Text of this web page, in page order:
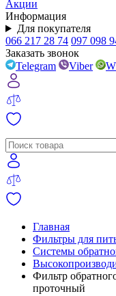
Акции
Информация
Для покупателя
066 217 28 74 097 098
Заказать звонок
Telegram
Viber
Главная
Фильтры для
Системы
Фильтр
проточный